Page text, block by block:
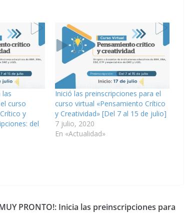
las
curso
y
del
Inició las preinscripciones para el
curso virtual «Pensamiento Crítico
y Creatividad» [Del 7 al 15 de julio]
7 julio, 2020
En «Actualidad»
PRONTO!: Inicia las preinscripciones para